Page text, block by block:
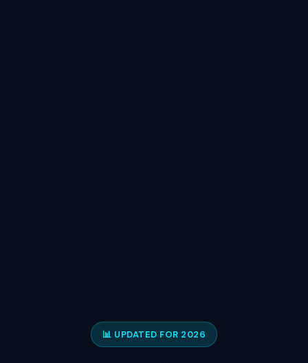
📊 UPDATED FOR 2026